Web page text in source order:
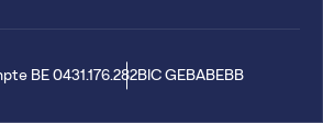
BE 0431.176.282BIC GEBABEBB